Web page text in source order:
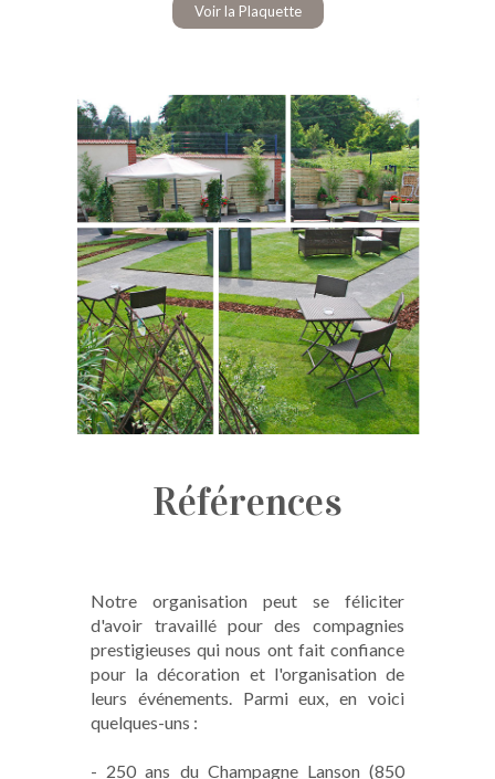
Voir la Plaquette
Références
Notre organisation peut se féliciter
d'avoir travaillé pour des compagnies
prestigieuses qui nous ont fait confiance
pour la décoration et l'organisation de
leurs événements. Parmi eux, en voici
quelques-uns :
- 250 ans du Champagne Lanson (850